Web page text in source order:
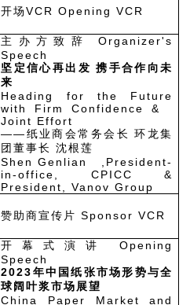
开场VCR Opening VCR
主办方致辞 Organizer's
Speech
坚定信心再出发 携手合作向未
来
Heading for the Future
with Firm Confidence &
Joint Effort
——纸业商会常务会长 环龙集
团董事长 沈根莲
Shen Genlian ,President-
in-office, CPICC &
President, Vanov Group
赞助商宣传片 Sponsor VCR
开幕式演讲 Opening
Speech
2023年中国纸张市场形势与全
球阔叶浆市场展望
China Paper Market and